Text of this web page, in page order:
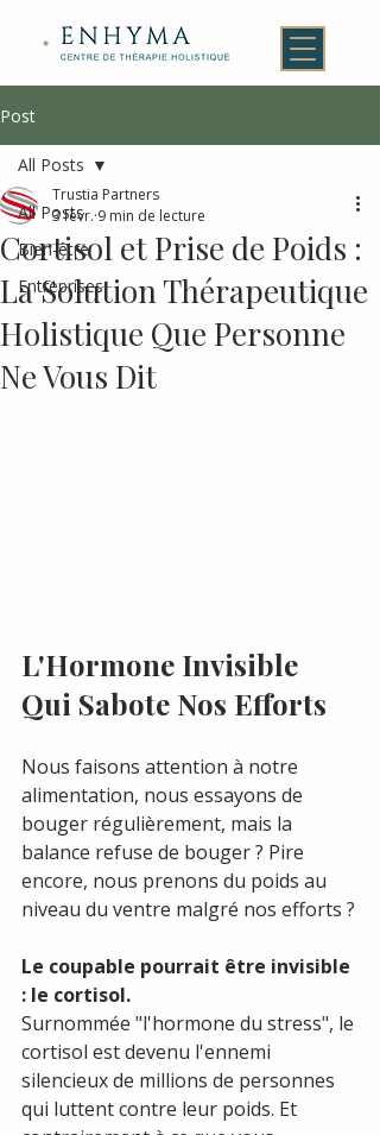
Post
All Posts
Bien-être
Entreprises
All Posts
Cortisol et Prise de Poids :
La Solution Thérapeutique
Holistique Que Personne
Ne Vous Dit
Trustia Partners
3 févr. 9 min de lecture
L'Hormone Invisible
Qui Sabote Nos Efforts
Nous faisons attention à notre
alimentation, nous essayons de
bouger régulièrement, mais la
balance refuse de bouger ? Pire
encore, nous prenons du poids au
niveau du ventre malgré nos efforts ?
Le coupable pourrait être invisible
: le cortisol.
Surnommée "l'hormone du stress", le
cortisol est devenu l'ennemi
silencieux de millions de personnes
qui luttent contre leur poids. Et